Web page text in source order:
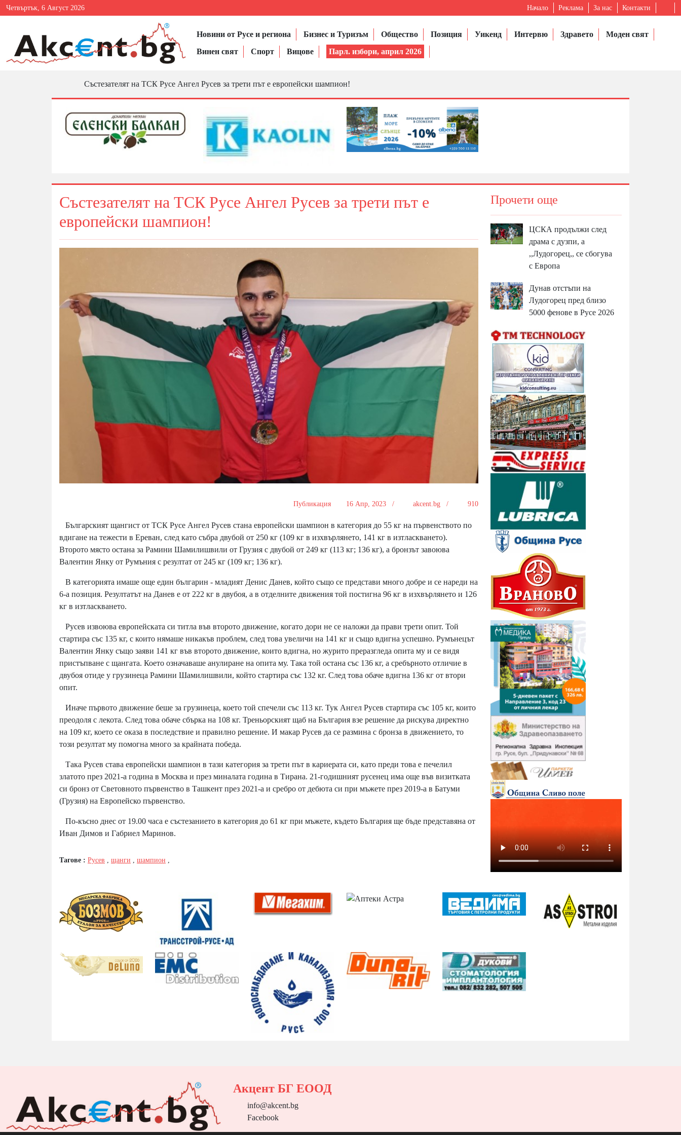
Четвъртък, 6 Август 2026 Начало Реклама За нас Контакти
Новини от Русе и региона Бизнес и Туризъм Общество Позиция Уикенд Интервю Здравето
Моден свят
Винен свят
Спорт Вицове Парл. избори, април 2026
Състезателят на ТСК Русе Ангел Русев за трети път е европейски шампион!
Състезателят на ТСК Русе Ангел Русев за трети път е
европейски шампион!
Публикация 16 Апр, 2023 / akcent.bg / 910
Българският щангист от ТСК Русе Ангел Русев стана европейски шампион в категория до 55 кг на първенството по
вдигане на тежести в Eреван, след като събра двубой от 250 кг (109 кг в изхвърлянето, 141 кг в изтласкването).
Второто място остана за Рамини Шамилишвили от Грузия с двубой от 249 кг (113 кг; 136 кг), а бронзът завоюва
Валентин Янку от Румъния с резултат от 245 кг (109 кг; 136 кг).
В категорията имаше още един българин - младият Денис Данев, който също се представи много добре и се нареди на
6-а позиция. Резултатът на Данев е от 222 кг в двубоя, а в отделните движения той постигна 96 кг в изхвърлянето и 126
кг в изтласкването.
Русев извоюва европейската си титла във второто движение, когато дори не се наложи да прави трети опит. Той
стартира със 135 кг, с които нямаше никакъв проблем, след това увеличи на 141 кг и също вдигна успешно. Румънецът
Валентин Янку също заяви 141 кг във второто движение, които вдигна, но журито преразгледа опита му и се видя
пристъпване с щангата. Което означаваше анулиране на опита му. Така той остана със 136 кг, а сребърното отличие в
двубоя отиде у грузинеца Рамини Шамилишвили, който стартира със 132 кг. След това обаче вдигна 136 кг от втори
опит.
Иначе първото движение беше за грузинеца, което той спечели със 113 кг. Тук Ангел Русев стартира със 105 кг, които
преодоля с лекота. След това обаче сбърка на 108 кг. Треньорският щаб на България взе решение да рискува директно
на 109 кг, което се оказа в последствие и правилно решение. И макар Русев да се размина с бронза в движението, то
този резултат му помогна много за крайната победа.
Така Русев става европейски шампион в тази категория за трети път в кариерата си, като преди това е печелил
златото през 2021-а година в Москва и през миналата година в Тирана. 21-годишният русенец има още във визитката
си бронз от Световното първенство в Ташкент през 2021-а и сребро от дебюта си при мъжете през 2019-а в Батуми
(Грузия) на Европейско първенство.
По-късно днес от 19.00 часа е състезанието в категория до 61 кг при мъжете, където България ще бъде представяна от
Иван Димов и Габриел Маринов.
Тагове : Русев щанги шампион
Прочети още
ЦСКА продължи след
драма с дузпи, а
,,Лудогорец,, се сбогува
с Европа
Дунав отстъпи на
Лудогорец пред близо
5000 фенове в Русе 2026
Акцент БГ ЕООД
info@akcent.bg
Facebook